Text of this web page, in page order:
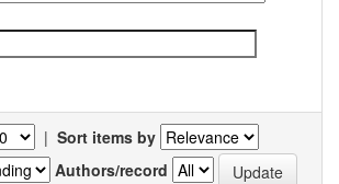
| Sort items by
Authors/record